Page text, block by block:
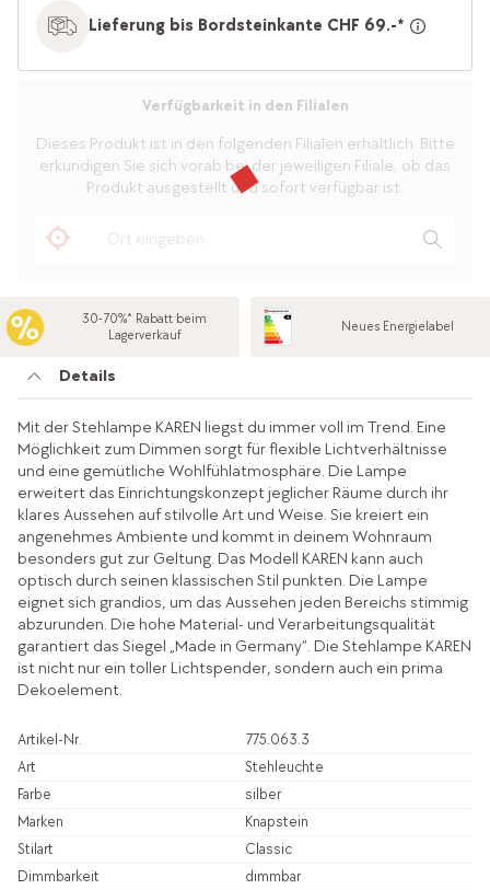
Lieferung bis Bordsteinkante CHF 69.-*
Verfügbarkeit in den Filialen
Dieses Produkt ist in den folgenden Filialen erhältlich. Bitte
erkundigen Sie sich vorab bei der jeweiligen Filiale, ob das
Produkt ausgestellt und sofort verfügbar ist.
30-70%* Rabatt beim
Lagerverkauf
Neues Energielabel
Details
Mit der Stehlampe KAREN liegst du immer voll im Trend. Eine
Möglichkeit zum Dimmen sorgt für flexible Lichtverhältnisse
und eine gemütliche Wohlfühlatmosphäre. Die Lampe
erweitert das Einrichtungskonzept jeglicher Räume durch ihr
klares Aussehen auf stilvolle Art und Weise. Sie kreiert ein
angenehmes Ambiente und kommt in deinem Wohnraum
besonders gut zur Geltung. Das Modell KAREN kann auch
optisch durch seinen klassischen Stil punkten. Die Lampe
eignet sich grandios, um das Aussehen jeden Bereichs stimmig
abzurunden. Die hohe Material- und Verarbeitungsqualität
garantiert das Siegel „Made in Germany“. Die Stehlampe KAREN
ist nicht nur ein toller Lichtspender, sondern auch ein prima
Dekoelement.
Artikel-Nr.
775.063.3
Art
Stehleuchte
Farbe
silber
Marken
Knapstein
Stilart
Classic
Dimmbarkeit
dimmbar